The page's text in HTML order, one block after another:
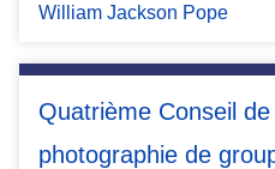
William Jackson Pope
Quatrième Conseil
photographie de